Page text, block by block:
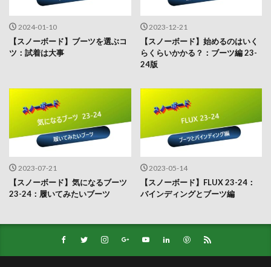
2024-01-10
【スノーボード】ブーツを選ぶコ
ツ：試着は大事
2023-12-21
【スノーボード】始めるのはいく
らくらいかかる？：ブーツ編 23-
24版
2023-07-21
【スノーボード】気になるブーツ
23-24：履いてみたいブーツ
2023-05-14
【スノーボード】FLUX 23-24：
バインディングとブーツ編